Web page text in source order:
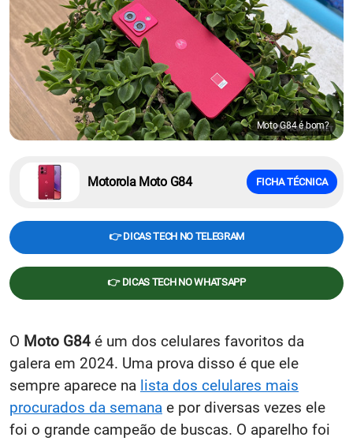
Moto G84 é bom?
Motorola Moto G84 FICHA TÉCNICA
👉 DICAS TECH NO TELEGRAM
👉 DICAS TECH NO WHATSAPP
O Moto G84 é um dos celulares favoritos da
galera em 2024. Uma prova disso é que ele
sempre aparece na lista dos celulares mais
procurados da semana e por diversas vezes ele
foi o grande campeão de buscas. O aparelho foi